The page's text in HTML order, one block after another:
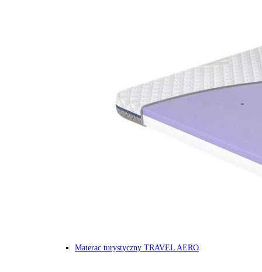
Materac turystyczny TRAVEL AERO